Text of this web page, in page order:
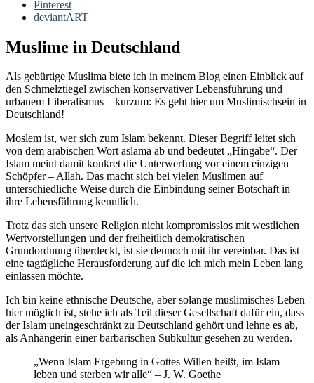
Pinterest
deviantART
Muslime in Deutschland
Als gebürtige Muslima biete ich in meinem Blog einen Einblick auf
den Schmelztiegel zwischen konservativer Lebensführung und
urbanem Liberalismus – kurzum: Es geht hier um Muslimischsein in
Deutschland!
Moslem ist, wer sich zum Islam bekennt. Dieser Begriff leitet sich
von dem arabischen Wort aslama ab und bedeutet „Hingabe“. Der
Islam meint damit konkret die Unterwerfung vor einem einzigen
Schöpfer – Allah. Das macht sich bei vielen Muslimen auf
unterschiedliche Weise durch die Einbindung seiner Botschaft in
ihre Lebensführung kenntlich.
Trotz das sich unsere Religion nicht kompromisslos mit westlichen
Wertvorstellungen und der freiheitlich demokratischen
Grundordnung überdeckt, ist sie dennoch mit ihr vereinbar. Das ist
eine tagtägliche Herausforderung auf die ich mich mein Leben lang
einlassen möchte.
Ich bin keine ethnische Deutsche, aber solange muslimisches Leben
hier möglich ist, stehe ich als Teil dieser Gesellschaft dafür ein, dass
der Islam uneingeschränkt zu Deutschland gehört und lehne es ab,
als Anhängerin einer barbarischen Subkultur gesehen zu werden.
„Wenn Islam Ergebung in Gottes Willen heißt, im Islam
leben und sterben wir alle“ – J. W. Goethe